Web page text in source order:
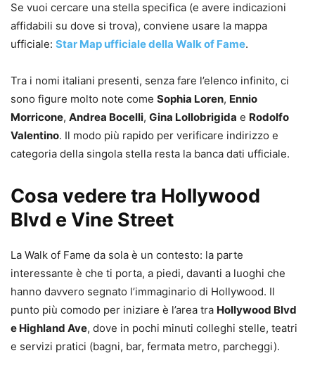
Se vuoi cercare una stella specifica (e avere indicazioni
affidabili su dove si trova), conviene usare la mappa
ufficiale: Star Map ufficiale della Walk of Fame.
Tra i nomi italiani presenti, senza fare l’elenco infinito, ci
sono figure molto note come Sophia Loren, Ennio
Morricone, Andrea Bocelli, Gina Lollobrigida e Rodolfo
Valentino. Il modo più rapido per verificare indirizzo e
categoria della singola stella resta la banca dati ufficiale.
Cosa vedere tra Hollywood
Blvd e Vine Street
La Walk of Fame da sola è un contesto: la parte
interessante è che ti porta, a piedi, davanti a luoghi che
hanno davvero segnato l’immaginario di Hollywood. Il
punto più comodo per iniziare è l’area tra Hollywood Blvd
e Highland Ave, dove in pochi minuti colleghi stelle, teatri
e servizi pratici (bagni, bar, fermata metro, parcheggi).